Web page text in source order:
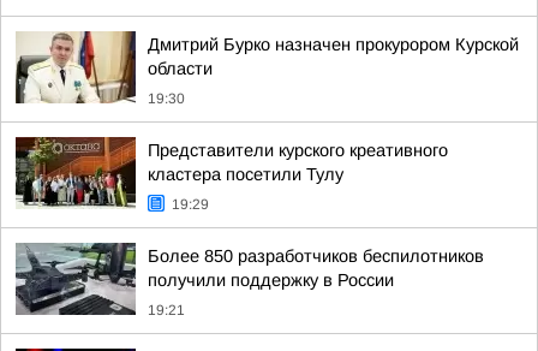
Дмитрий Бурко назначен прокурором Курской
области
19:30
Представители курского креативного
кластера посетили Тулу
19:29
Более 850 разработчиков беспилотников
получили поддержку в России
19:21